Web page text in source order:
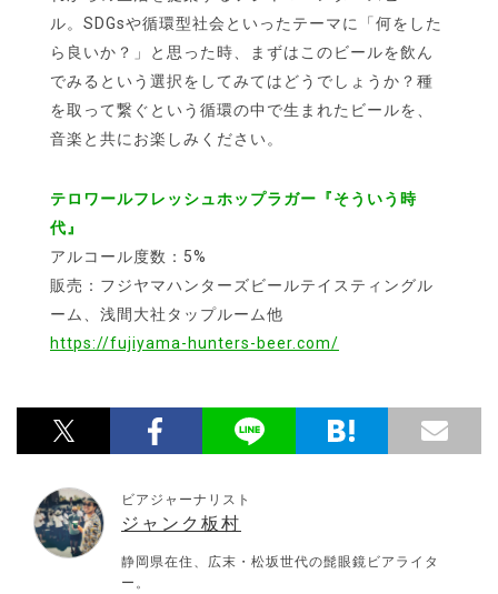
ル。SDGsや循環型社会といったテーマに「何をした
ら良いか？」と思った時、まずはこのビールを飲ん
でみるという選択をしてみてはどうでしょうか？種
を取って繋ぐという循環の中で生まれたビールを、
音楽と共にお楽しみください。
テロワールフレッシュホップラガー『そういう時
代』
アルコール度数：5%
販売：フジヤマハンターズビールテイスティングル
ーム、浅間大社タップルーム他
https://fujiyama-hunters-beer.com/
ビアジャーナリスト
ジャンク板村
静岡県在住、広末・松坂世代の髭眼鏡ビアライタ
ー。